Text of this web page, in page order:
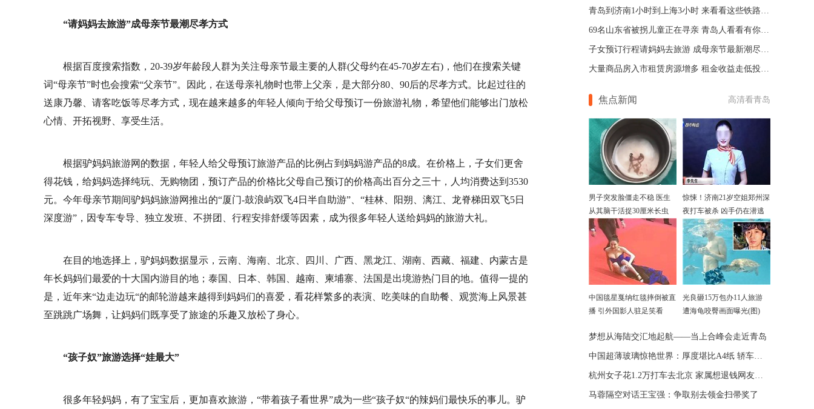
“请妈妈去旅游”成母亲节最潮尽孝方式
根据百度搜索指数，20-39岁年龄段人群为关注母亲节最主要的人群(父母约在45-70岁左右)，他们在搜索关键
词“母亲节”时也会搜索“父亲节”。因此，在送母亲礼物时也带上父亲，是大部分80、90后的尽孝方式。比起过往的
送康乃馨、请客吃饭等尽孝方式，现在越来越多的年轻人倾向于给父母预订一份旅游礼物，希望他们能够出门放松
心情、开拓视野、享受生活。
根据驴妈妈旅游网的数据，年轻人给父母预订旅游产品的比例占到妈妈游产品的8成。在价格上，子女们更舍
得花钱，给妈妈选择纯玩、无购物团，预订产品的价格比父母自己预订的价格高出百分之三十，人均消费达到3530
元。今年母亲节期间驴妈妈旅游网推出的“厦门-鼓浪屿双飞4日半自助游”、“桂林、阳朔、漓江、龙脊梯田双飞5日
深度游”，因专车专导、独立发班、不拼团、行程安排舒缓等因素，成为很多年轻人送给妈妈的旅游大礼。
在目的地选择上，驴妈妈数据显示，云南、海南、北京、四川、广西、黑龙江、湖南、西藏、福建、内蒙古是
年长妈妈们最爱的十大国内游目的地；泰国、日本、韩国、越南、柬埔寨、法国是出境游热门目的地。值得一提的
是，近年来“边走边玩“的邮轮游越来越得到妈妈们的喜爱，看花样繁多的表演、吃美味的自助餐、观赏海上风景甚
至跳跳广场舞，让妈妈们既享受了旅途的乐趣又放松了身心。
“孩子奴”旅游选择“娃最大”
很多年轻妈妈，有了宝宝后，更加喜欢旅游，“带着孩子看世界”成为一些“孩子奴“的辣妈们最快乐的事儿。驴
青岛到济南1小时到上海3小时 来看看这些铁路年底通车
69名山东省被拐儿童正在寻亲 青岛人看看有你认识的吗
子女预订行程请妈妈去旅游 成母亲节最新潮尽孝方式
大量商品房入市租赁房源增多 租金收益走低投资客焦虑
焦点新闻 高清看青岛
男子突发脸僵走不稳 医生
从其脑干活捉30厘米长虫
惊悚！济南21岁空姐郑州深
夜打车被杀 凶手仍在潜逃
中国毯星戛纳红毯摔倒被直
播 引外国影人驻足笑看
光良砸15万包办11人旅游
遭海龟咬臀画面曝光(图)
梦想从海陆交汇地起航——当上合峰会走近青岛
中国超薄玻璃惊艳世界：厚度堪比A4纸 轿车撞不碎
杭州女子花1.2万打车去北京 家属想退钱网友吵翻
马蓉隔空对话王宝强：争取别去领金扫帚奖了